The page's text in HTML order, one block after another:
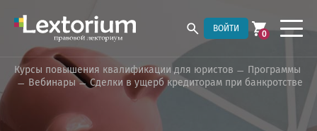
ВОЙТИ
0
Курсы повышения квалификации для юристов
Программы
Вебинары
Сделки в ущерб кредиторам при банкротстве